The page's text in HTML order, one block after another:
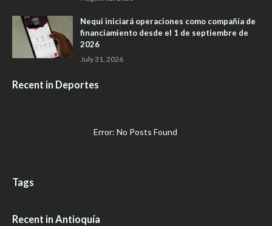
Nequi iniciará operaciones como compañía de
financiamiento desde el 1 de septiembre de
2026
July 31, 2026
Recent in Deportes
Error: No Posts Found
Tags
Recent in Antioquía